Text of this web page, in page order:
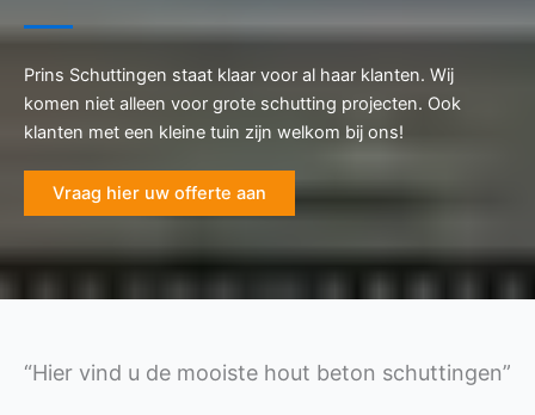
Prins Schuttingen staat klaar voor al haar klanten. Wij
komen niet alleen voor grote schutting projecten. Ook
klanten met een kleine tuin zijn welkom bij ons!
Vraag hier uw offerte aan
“Hier vind u de mooiste hout beton schuttingen”